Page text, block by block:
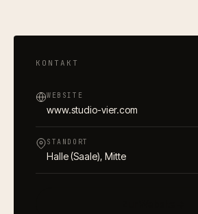
KONTAKT
WEBSITE
www.studio-vier.com
STANDORT
Halle (Saale), Mitte